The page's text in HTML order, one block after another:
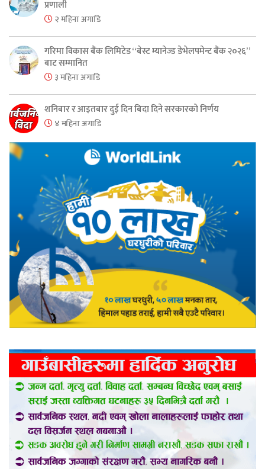
प्रणाली
२ महिना अगाडि
गरिमा विकास बैंक लिमिटेड “बेस्ट म्यानेज्ड डेभेलपमेन्ट बैंक २०२६”
बाट सम्मानित
३ महिना अगाडि
शनिबार र आइतबार दुई दिन बिदा दिने सरकारको निर्णय
४ महिना अगाडि